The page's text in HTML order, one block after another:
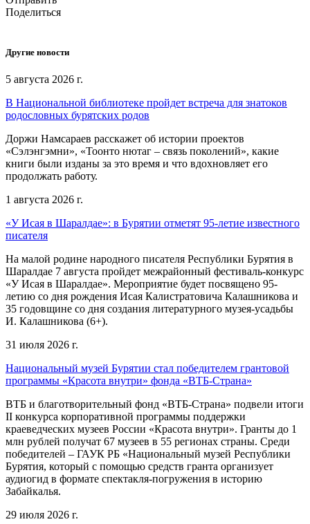
Поделиться
Другие новости
5 августа 2026 г.
В Национальной библиотеке пройдет встреча для знатоков
родословных бурятских родов
Доржи Намсараев расскажет об истории проектов
«Сэлэнгэмни», «Тоонто нютаг – связь поколений», какие
книги были изданы за это время и что вдохновляет его
продолжать работу.
1 августа 2026 г.
«У Исая в Шаралдае»: в Бурятии отметят 95-летие известного
писателя
На малой родине народного писателя Республики Бурятия в
Шаралдае 7 августа пройдет межрайонный фестиваль-конкурс
«У Исая в Шаралдае». Мероприятие будет посвящено 95-
летию со дня рождения Исая Калистратовича Калашникова и
35 годовщине со дня создания литературного музея-усадьбы
И. Калашникова (6+).
31 июля 2026 г.
Национальный музей Бурятии стал победителем грантовой
программы «Красота внутри» фонда «ВТБ-Страна»
ВТБ и благотворительный фонд «ВТБ-Страна» подвели итоги
II конкурса корпоративной программы поддержки
краеведческих музеев России «Красота внутри». Гранты до 1
млн рублей получат 67 музеев в 55 регионах страны. Среди
победителей – ГАУК РБ «Национальный музей Республики
Бурятия, который с помощью средств гранта организует
аудиогид в формате спектакля-погружения в историю
Забайкалья.
29 июля 2026 г.